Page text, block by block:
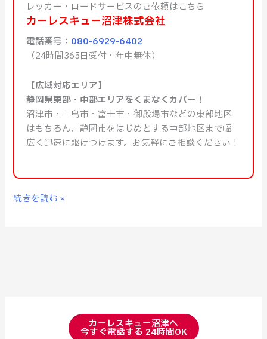
レッカー・ロードサービスのご依頼はこちら
カーレスキュー沼津株式会社
電話番号： 080-6929-6402
（24時間365日受付・年中無休）
【広域対応エリア】
静岡県東部・中部エリアをくまなくカバー！
沼津市・三島市・富士市・御殿場市などの東部地区
はもちろん、静岡市をはじめとする中部地区まで幅
広く迅速に駆けつけます。お気軽にご相談ください！
続きを読む »
カーレスキュー沼津へ
今すぐ電話する 24時間OK